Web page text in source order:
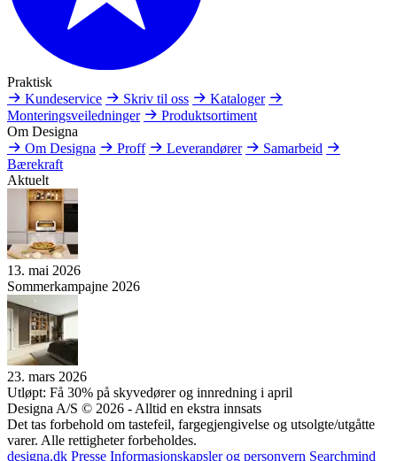
Praktisk
Kundeservice
Skriv til oss
Kataloger
Monteringsveiledninger
Produktsortiment
Om Designa
Om Designa
Proff Leverandører
Samarbeid
Bærekraft
Aktuelt
13. mai 2026
Sommerkampajne 2026
23. mars 2026
Utløpt: Få 30% på skyvedører og innredning i april
Designa A/S © 2026 - Alltid en ekstra innsats
Det tas forbehold om tastefeil, fargegjengivelse og utsolgte/utgåtte
varer. Alle rettigheter forbeholdes.
designa.dk Presse Informasjonskapsler og personvern Searchmind